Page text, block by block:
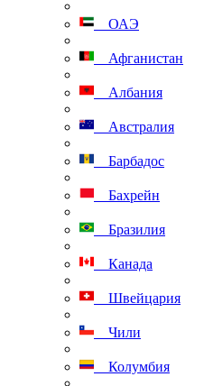
ОАЭ
Афганистан
Албания
Австралия
Барбадос
Бахрейн
Бразилия
Канада
Швейцария
Чили
Колумбия